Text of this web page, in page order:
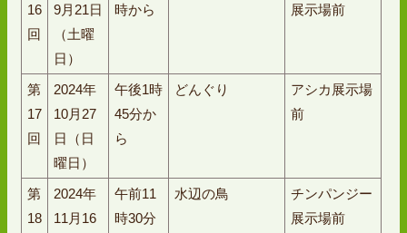
16
回
9月21日
（土曜
日）
時から
展示場前
第
17
回
2024年
10月27
日（日
曜日）
午後1時
45分か
ら
どんぐり
アシカ展示場
前
第
18
2024年
11月16
午前11
時30分
水辺の鳥
チンパンジー
展示場前